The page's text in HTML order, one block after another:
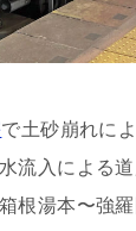
で土砂崩れに
流入による
根湯本〜強